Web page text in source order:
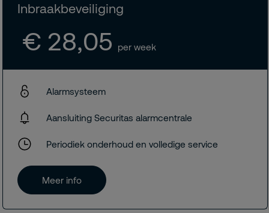
Inbraakbeveiliging
€ 28,05 per week
Alarmsysteem
Aansluiting Securitas alarmcentrale
Periodiek onderhoud en volledige service
Meer info